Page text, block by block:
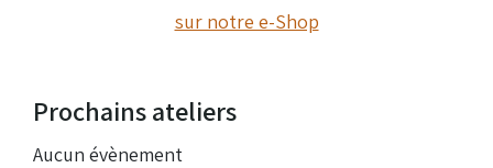
sur notre e-Shop
Prochains ateliers
Aucun évènement